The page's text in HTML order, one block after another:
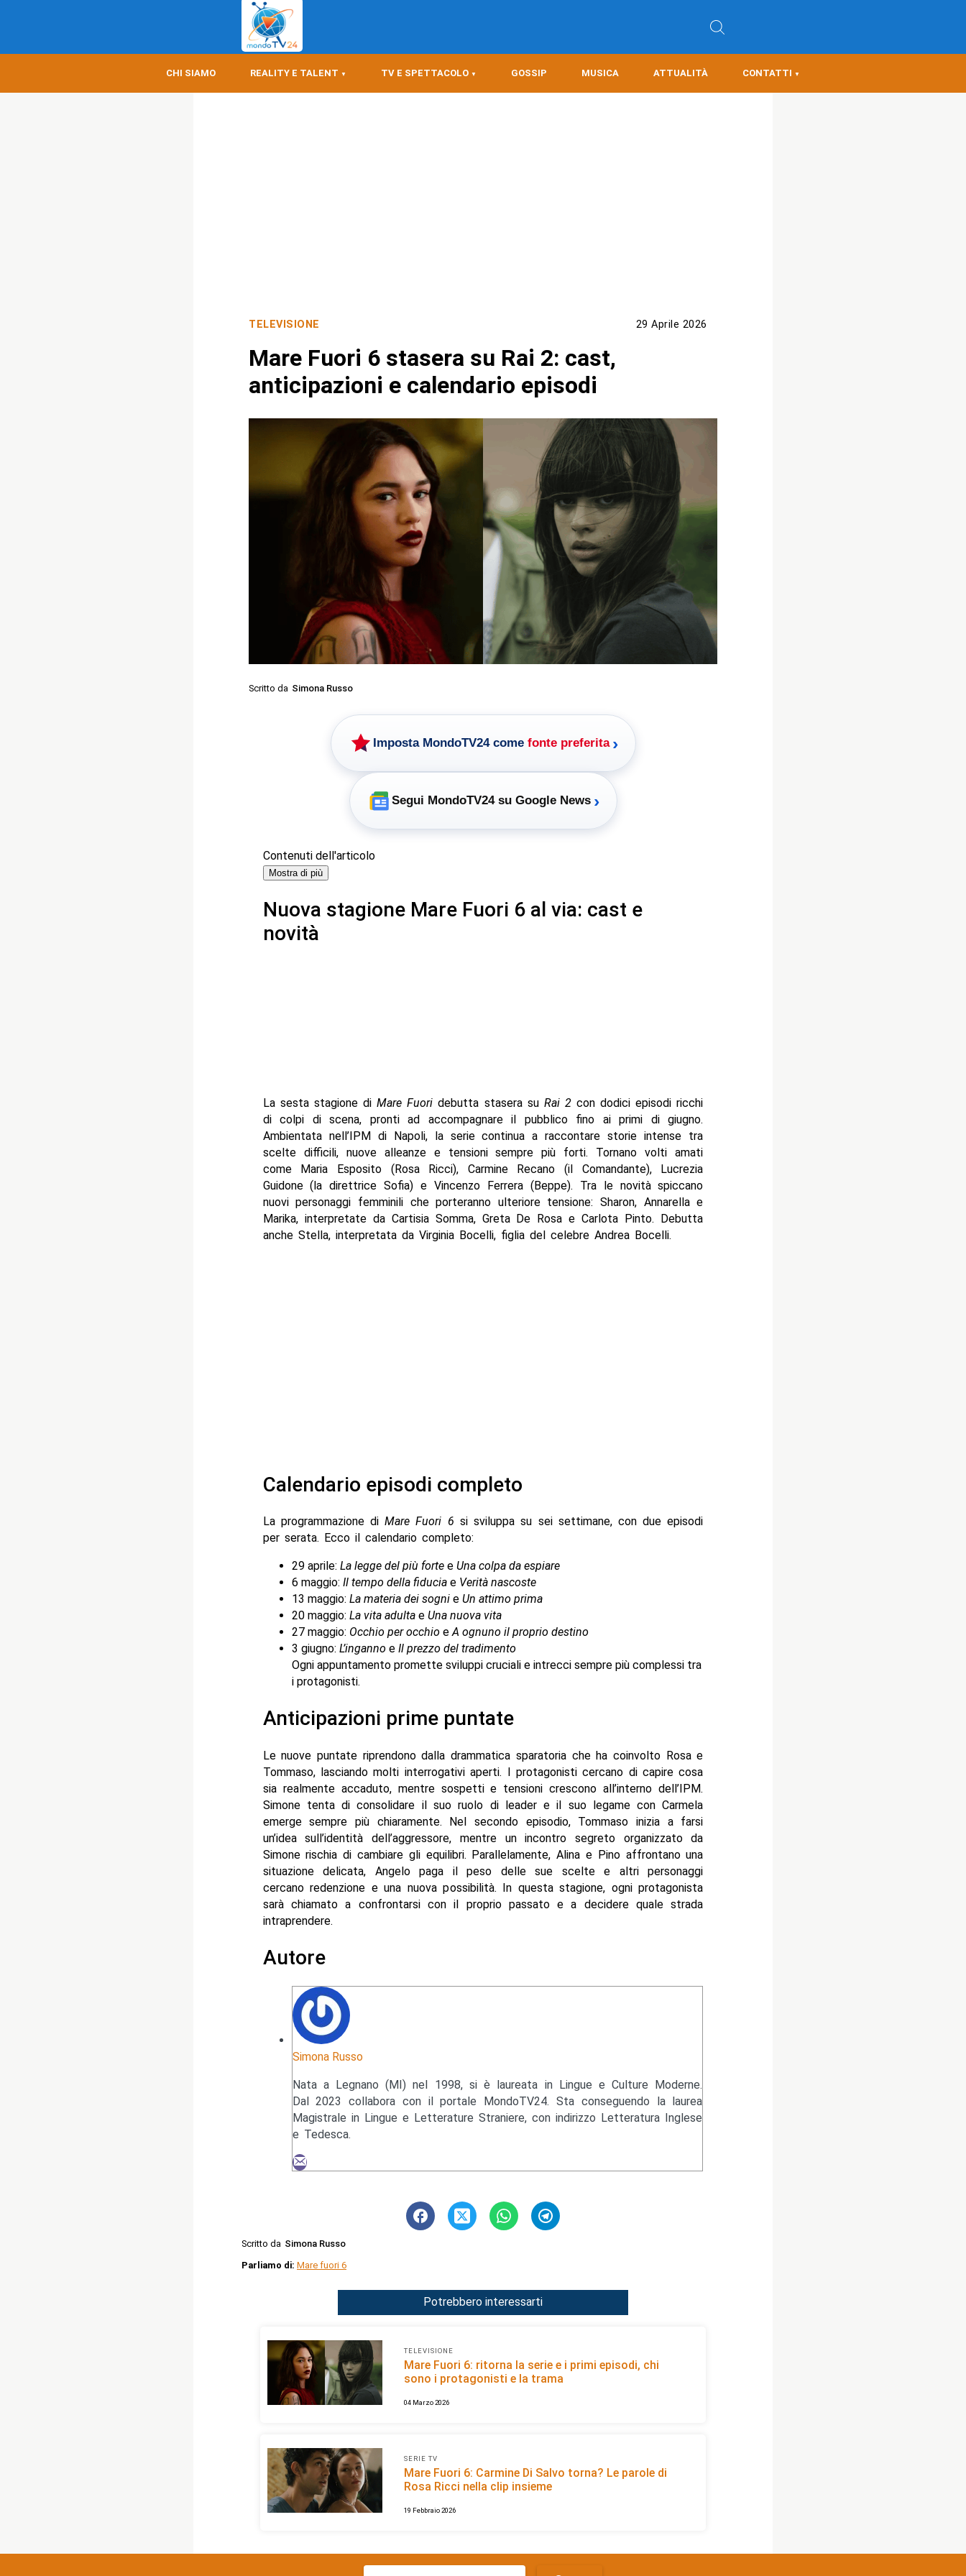
CHI SIAMO REALITY E TALENT TV E SPETTACOLO GOSSIP MUSICA ATTUALITÀ CONTATTI
TELEVISIONE 29 Aprile 2026
Mare Fuori 6 stasera su Rai 2: cast,
anticipazioni e calendario episodi
Scritto da Simona Russo
Imposta MondoTV24 come fonte preferita ›
Segui MondoTV24 su Google News ›
Contenuti dell'articolo
Mostra di più
Nuova stagione Mare Fuori 6 al via: cast e
novità
La sesta stagione diMare Fuori debutta stasera su Rai 2con dodici episodi ricchi
di colpi di scena, pronti ad accompagnare il pubblico fino ai primi di giugno.
Ambientata nell’IPM di Napoli, la serie continua a raccontare storie intense tra
scelte difficili, nuove alleanze e tensioni sempre più forti. Tornano volti amati
come Maria Esposito (Rosa Ricci), Carmine Recano (il Comandante), Lucrezia
Guidone (la direttrice Sofia) e Vincenzo Ferrera (Beppe). Tra le novità spiccano
nuovi personaggi femminili che porteranno ulteriore tensione: Sharon, Annarella e
Marika, interpretate da Cartisia Somma, Greta De Rosa e Carlota Pinto. Debutta
anche Stella, interpretata da Virginia Bocelli, figlia del celebre Andrea Bocelli.
Calendario episodi completo
La programmazione diMare Fuori 6 si sviluppa su sei settimane, con due episodi
per serata. Ecco il calendario completo:
29 aprile: La legge del più fortee Una colpa da espiare
6 maggio: Il tempo della fiduciae Verità nascoste
13 maggio: La materia dei sognie Un attimo prima
20 maggio: La vita adultae Una nuova vita
27 maggio: Occhio per occhioeA ognuno il proprio destino
3 giugno: L’ingannoe Il prezzo del tradimento
Ogni appuntamento promette sviluppi cruciali e intrecci sempre più complessi tra
i protagonisti.
Anticipazioni prime puntate
Le nuove puntate riprendono dalla drammatica sparatoria che ha coinvolto Rosa e
Tommaso, lasciando molti interrogativi aperti. I protagonisti cercano di capire cosa
sia realmente accaduto, mentre sospetti e tensioni crescono all’interno dell’IPM.
Simone tenta di consolidare il suo ruolo di leader e il suo legame con Carmela
emerge sempre più chiaramente. Nel secondo episodio, Tommaso inizia a farsi
un’idea sull’identità dell’aggressore, mentre un incontro segreto organizzato da
Simone rischia di cambiare gli equilibri. Parallelamente, Alina e Pino affrontano una
situazione delicata, Angelo paga il peso delle sue scelte e altri personaggi
cercano redenzione e una nuova possibilità. In questa stagione, ogni protagonista
sarà chiamato a confrontarsi con il proprio passato e a decidere quale strada
intraprendere.
Autore
Simona Russo
Nata a Legnano (MI) nel 1998, si è laureata in Lingue e Culture Moderne.
Dal 2023 collabora con il portale MondoTV24. Sta conseguendo la laurea
Magistrale in Lingue e Letterature Straniere, con indirizzo Letteratura Inglese
e Tedesca.
Scritto da Simona Russo
Parliamo di: Mare fuori 6
Potrebbero interessarti
TELEVISIONE
Mare Fuori 6: ritorna la serie e i primi episodi, chi
sono i protagonisti e la trama
04 Marzo 2026
SERIE TV
Mare Fuori 6: Carmine Di Salvo torna? Le parole di
Rosa Ricci nella clip insieme
19 Febbraio 2026
Ricerca